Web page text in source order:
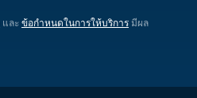
และ ข้อกำหนดในการให้บริการมีผล